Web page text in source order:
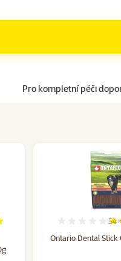
Pro kompletní péči
počet hodnocení: 5
Ontario Dental Stick